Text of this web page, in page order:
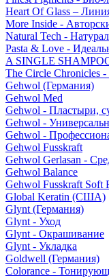
Heart Of Glass –
More Inside -
Natural Tech -
Pasta & Love -
A SINGLE
The Circle Chronicles
Gehwol (Германия)
Gehwol Med
Gehwol - Пластыри,
Gehwol -
Gehwol -
Gehwol Fusskraft
Gehwol Gerlasan -
Gehwol Balance
Gehwol Fusskraft Soft
Global Keratin (США)
Glynt (Германия)
Glynt - Уход
Glynt - Окрашивание
Glynt - Укладка
Goldwell (Германия)
Colorance -